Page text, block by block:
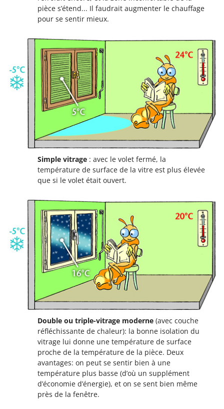
pièce s’étend... Il faudrait augmenter le chauffage
pour se sentir mieux.
Simple vitrage : avec le volet fermé, la
température de surface de la vitre est plus élevée
que si le volet était ouvert.
Double ou triple-vitrage moderne (avec couche
réfléchissante de chaleur): la bonne isolation du
vitrage lui donne une température de surface
proche de la température de la pièce. Deux
avantages: on peut se sentir bien à une
température plus basse (d’où un supplément
d’économie d’énergie), et on se sent bien même
près de la fenêtre.